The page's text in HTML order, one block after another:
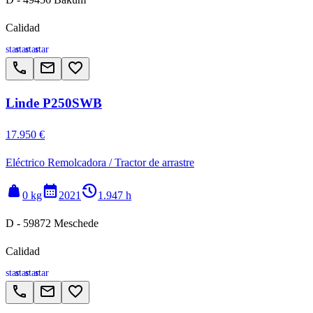
Calidad
starstarstarstar
call email favorite_border
Linde P250SWB
17.950 €
Eléctrico Remolcadora / Tractor de arrastre
weight 0 kgcalendar_month2021 history_21.947 h
D - 59872 Meschede
Calidad
starstarstarstar
call email favorite_border